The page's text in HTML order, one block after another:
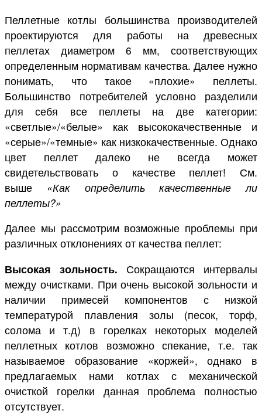
Пеллетные котлы большинства производителей
проектируются для работы на древесных
пеллетах диаметром 6 мм, соответствующих
определенным нормативам качества. Далее нужно
понимать, что такое «плохие» пеллеты.
Большинство потребителей условно разделили
для себя все пеллеты на две категории:
«светлые»/«белые» как высококачественные и
«серые»/«темные» как низкокачественные. Однако
цвет пеллет далеко не всегда может
свидетельствовать о качестве пеллет! См.
выше «Как определить качественные ли
пеллеты?»
Далее мы рассмотрим возможные проблемы при
различных отклонениях от качества пеллет:
Высокая зольность. Сокращаются интервалы
между очистками. При очень высокой зольности и
наличии примесей компонентов с низкой
температурой плавления золы (песок, торф,
солома и т.д) в горелках некоторых моделей
пеллетных котлов возможно спекание, т.е. так
называемое образование «коржей», однако в
предлагаемых нами котлах с механической
очисткой горелки данная проблема полностью
отсутствует.